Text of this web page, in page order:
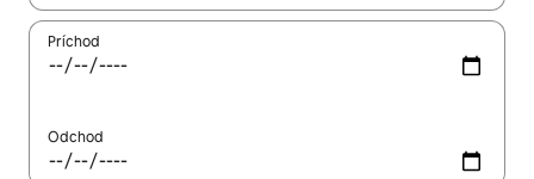
Príchod
Odchod